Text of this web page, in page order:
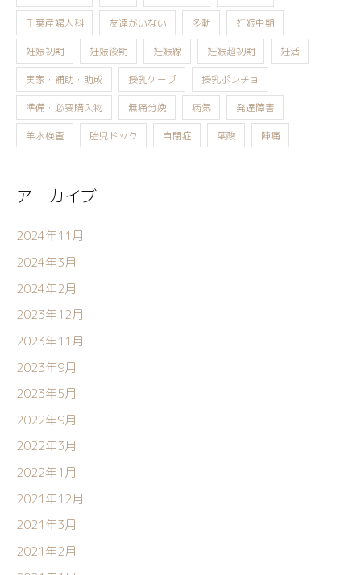
千葉産婦人科 友達がいない 多動 妊娠中期
妊娠初期 妊娠後期 妊娠線 妊娠超初期 妊活
実家・補助・助成 授乳ケープ 授乳ポンチョ
準備・必要購入物 無痛分娩 病気 発達障害
羊水検査 胎児ドック 自閉症 葉酸 陣痛
アーカイブ
2024年11月
2024年3月
2024年2月
2023年12月
2023年11月
2023年9月
2023年5月
2022年9月
2022年3月
2022年1月
2021年12月
2021年3月
2021年2月